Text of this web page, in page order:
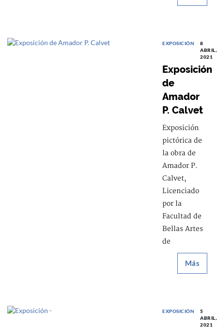
EXPOSICIÓN
8
ABRIL,
2021
Exposición
de
Amador
P. Calvet
Exposición
pictórica de
la obra de
Amador P.
Calvet,
Licenciado
por la
Facultad de
Bellas Artes
de
Más
EXPOSICIÓN
5
ABRIL,
2021